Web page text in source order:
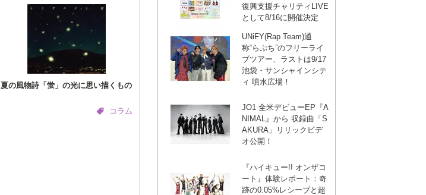
夏の風物詩「蛍」の光に思い描くもの
コラム
復興支援チャリティLIVE
として8/16に開催決定
UNiFY(Rap Team)通
称“らぷち”のフリーライ
ブツアー、ラストは9/17
池袋・サンシャインシテ
ィ 噴水広場！
JO1 全米デビューEP『A
NIMAL』から 収録曲「S
AKURA」リリックビデ
オ公開！
『ハイキュー!! オンザコ
ート』体験レポート：奇
跡の0.05%レシーブと超